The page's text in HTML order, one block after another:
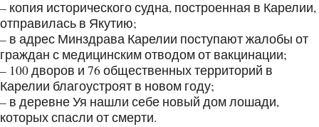
– копия исторического судна, построенная в Карелии,
отправилась в Якутию;
– в адрес Минздрава Карелии поступают жалобы от
граждан с медицинским отводом от вакцинации;
– 100 дворов и 76 общественных территорий в
Карелии благоустроят в новом году;
– в деревне Уя нашли себе новый дом лошади,
которых спасли от смерти.